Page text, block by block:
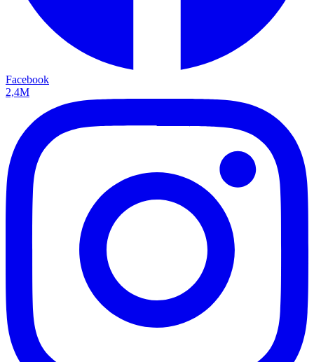
Facebook
2,4M